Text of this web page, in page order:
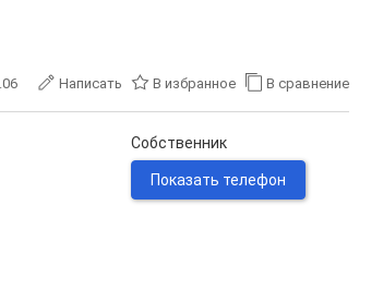
Написать В избранное В сравнение
Собственник
Показать телефон